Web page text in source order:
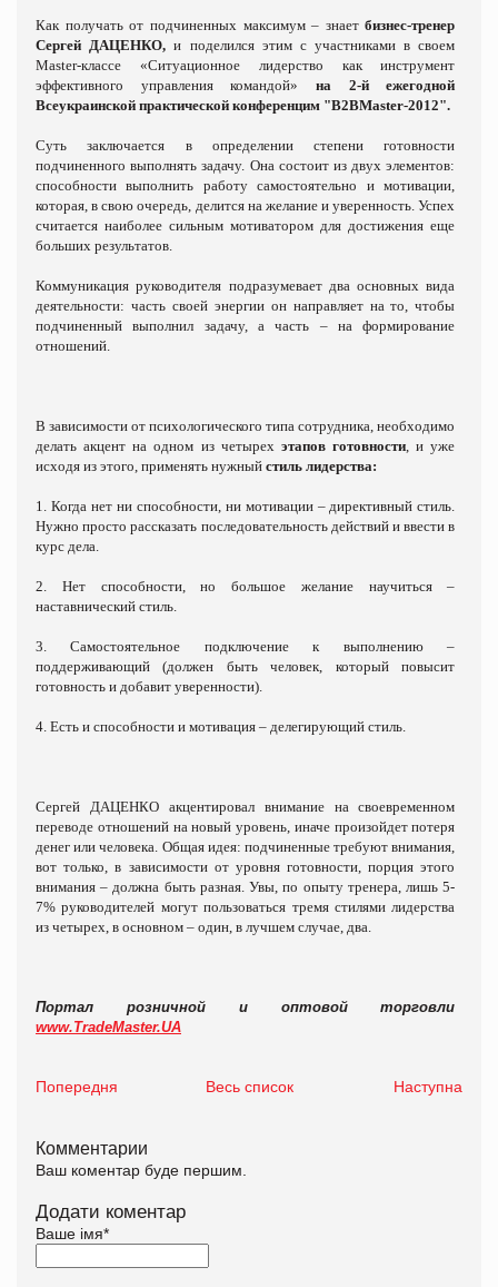
Как получать от подчиненных максимум – знаетбизнес-тренер
Сергей ДАЦЕНКО,и поделился этим с участниками в своем
Master-классе «Ситуационное лидерство как инструмент
эффективного управления командой»на 2-й ежегодной
Всеукраинской практической конференцим "В2ВMaster-2012".
Суть заключается в определении степени готовности
подчиненного выполнять задачу. Она состоит из двух элементов:
способности выполнить работу самостоятельно и мотивации,
которая, в свою очередь, делится на желание и уверенность. Успех
считается наиболее сильным мотиватором для достижения еще
больших результатов.
Коммуникация руководителя подразумевает два основных вида
деятельности: часть своей энергии он направляет на то, чтобы
подчиненный выполнил задачу, а часть – на формирование
отношений.
В зависимости от психологического типа сотрудника, необходимо
делать акцент на одном из четырех этапов готовности , и уже
исходя из этого, применять нужный стиль лидерства:
1. Когда нет ни способности, ни мотивации – директивный стиль.
Нужно просто рассказать последовательность действий и ввести в
курс дела.
2. Нет способности, но большое желание научиться –
наставнический стиль.
3. Самостоятельное подключение к выполнению –
поддерживающий (должен быть человек, который повысит
готовность и добавит уверенности).
4. Есть и способности и мотивация – делегирующий стиль.
Сергей ДАЦЕНКО акцентировал внимание на своевременном
переводе отношений на новый уровень, иначе произойдет потеря
денег или человека. Общая идея: подчиненные требуют внимания,
вот только, в зависимости от уровня готовности, порция этого
внимания – должна быть разная. Увы, по опыту тренера, лишь 5-
7% руководителей могут пользоваться тремя стилями лидерства
из четырех, в основном – один, в лучшем случае, два.
Портал розничной и оптовой торговли
www.TradeMaster.UA
Попередня Весь список Наступна
Комментарии
Ваш коментар буде першим.
Додати коментар
Ваше імя*